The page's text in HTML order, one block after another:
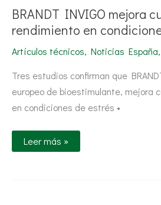
BRANDT INVIGO mejora
rendimiento en
Artículos técnicos, Noticias España,
Tres estudios confirman que
europeo de bioestimulante, mejora
en condiciones de estrés •
cuajado
y
rendimiento
en
condiciones
de
Leer más »